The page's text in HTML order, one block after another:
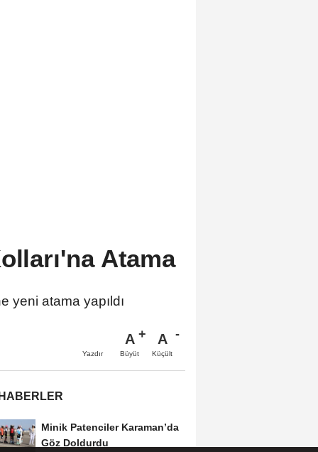
Atama
yeni atama yapıldı
Yazdır
A
Büyüt
A
Küçült
Minik Patenciler Karaman’da
Göz Doldurdu